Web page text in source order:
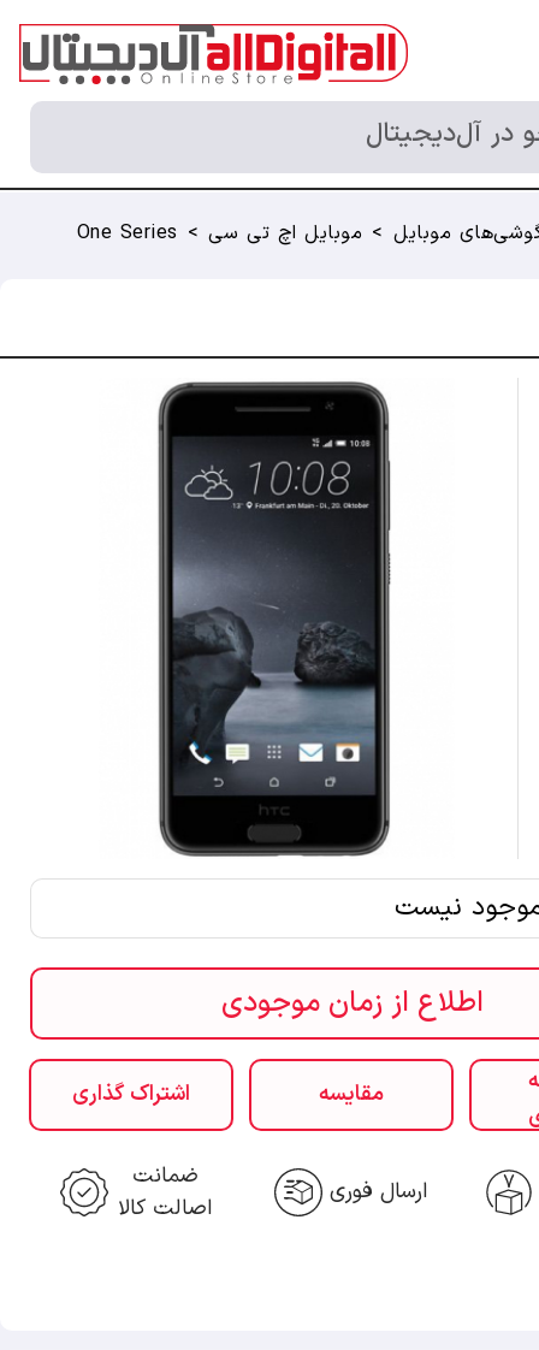
در آل‌دیجیتال
موبایل > موبایل اچ تی سی >
One Series
نیست
اطلاع از زمان موجودی
مقایسه اشتراک گذاری
ارسال فوری
ضمانت
اصالت کالا